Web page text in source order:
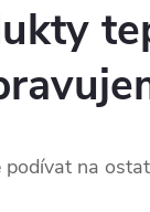
podívat na